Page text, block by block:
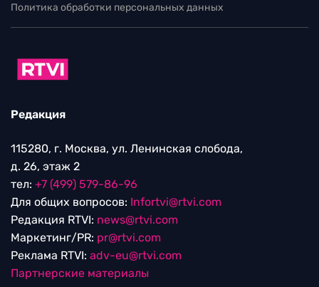
Политика обработки персональных данных
Редакция
115280, г. Москва, ул. Ленинская слобода,
д. 26, этаж 2
тел: +7 (499) 579-86-96
Для общих вопросов: Infortvi@rtvi.com
Редакция RTVI: news@rtvi.com
Маркетинг/PR: pr@rtvi.com
Реклама RTVI: adv-eu@rtvi.com
Партнерские материалы